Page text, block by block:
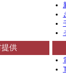
供